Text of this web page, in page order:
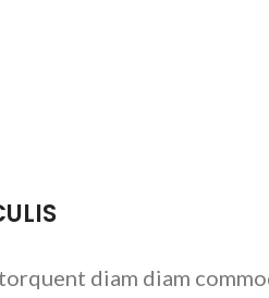
diam diam